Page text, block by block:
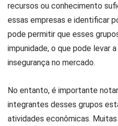
recursos ou conhecimento
essas empresas e identificar
pode permitir que esses
impunidade, o que pode levar
insegurança no mercado.
No entanto, é importante
integrantes desses grupos
atividades econômicas.